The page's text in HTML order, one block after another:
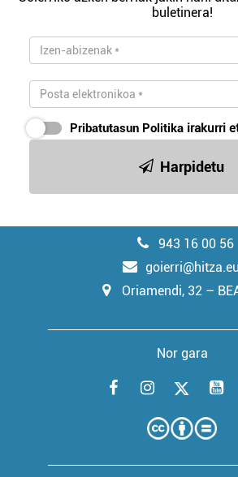
buletinera!
Pribatutasun Politika irakurri
Harpidetu
943 16 00 56
Oriamendi, 32 –
Nor gara